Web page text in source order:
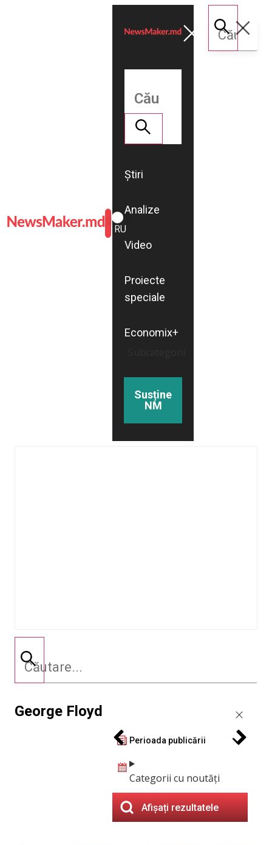
ROMÂNĂ
RU
Știri
Analize
Video
Proiecte
speciale
Economix+
Susține
NM
George Floyd
Perioada publicării
Categorii cu noutăți
Afișați rezultatele